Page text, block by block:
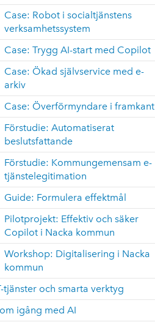
Case: Robot i socialtjänstens
verksamhetssystem
Case: Trygg AI-start med Copilot
Case: Ökad självservice med e-
arkiv
Case: Överförmyndare i framkant
Förstudie: Automatiserat
beslutsfattande
Förstudie: Kommungemensam e-
tjänstelegitimation
Guide: Formulera effektmål
Pilotprojekt: Effektiv och säker
Copilot i Nacka kommun
Workshop: Digitalisering i Nacka
kommun
tjänster och smarta verktyg
igång med AI